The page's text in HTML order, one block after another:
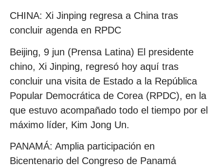
CHINA: Xi Jinping regresa a China tras
concluir agenda en RPDC
Beijing, 9 jun (Prensa Latina) El presidente
chino, Xi Jinping, regresó hoy aquí tras
concluir una visita de Estado a la República
Popular Democrática de Corea (RPDC), en la
que estuvo acompañado todo el tiempo por el
máximo líder, Kim Jong Un.
PANAMÁ: Amplia participación en
Bicentenario del Congreso de Panamá